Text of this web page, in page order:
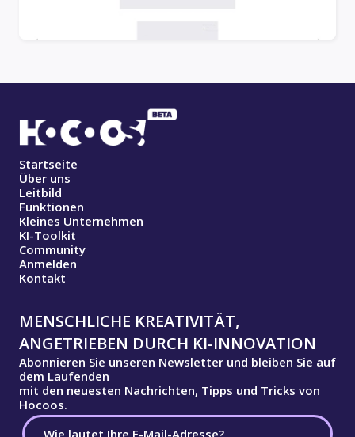
Startseite
Über uns
Leitbild
Funktionen
Kleines Unternehmen
KI-Toolkit
Community
Anmelden
Kontakt
MENSCHLICHE KREATIVITÄT,
ANGETRIEBEN DURCH KI-INNOVATION
Abonnieren Sie unseren Newsletter und bleiben Sie auf
dem Laufenden
mit den neuesten Nachrichten, Tipps und Tricks von
Hocoos.